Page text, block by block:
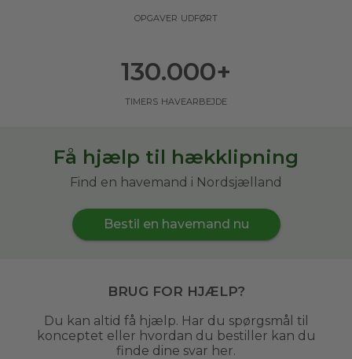
opgaver udført
timers havearbejde
130.000+
Få hjælp til hækklipning
Find en havemand i Nordsjælland
Bestil en havemand nu
Brug for hjælp?
Du kan altid få hjælp. Har du spørgsmål til
konceptet eller hvordan du bestiller kan du
finde dine svar her.